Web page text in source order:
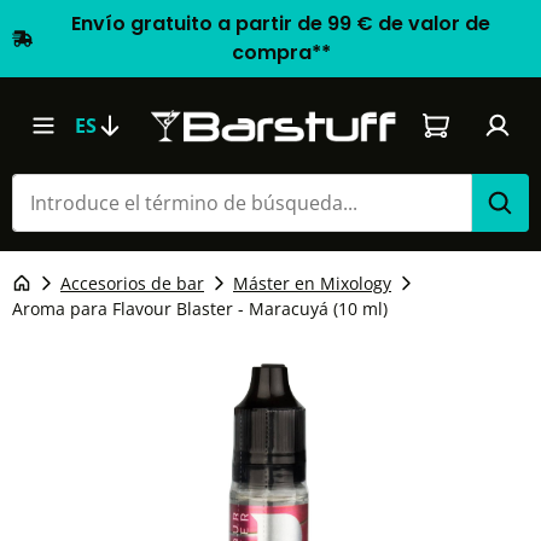
Envío gratuito a partir de 99 € de valor de
compra**
ES El carrito
Accesorios de bar
Máster en Mixology
Aroma para Flavour Blaster - Maracuyá (10 ml)